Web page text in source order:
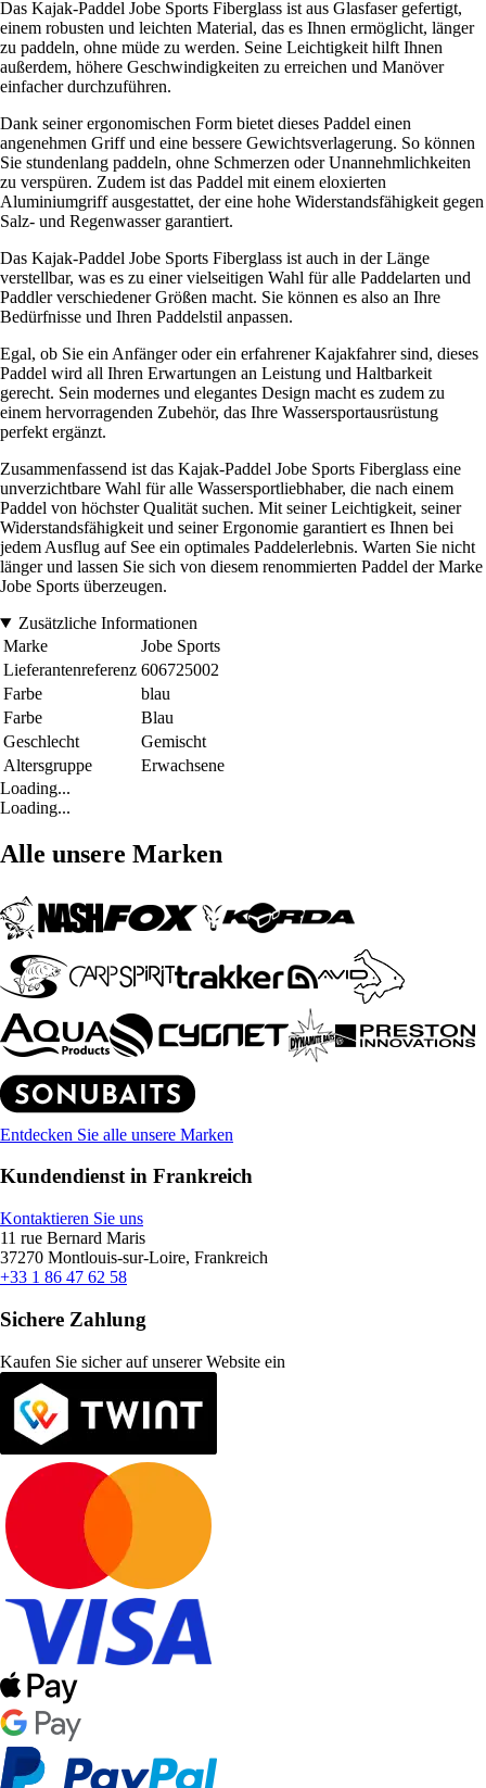
Das Kajak-Paddel Jobe Sports Fiberglass ist aus Glasfaser gefertigt,
einem robusten und leichten Material, das es Ihnen ermöglicht, länger
zu paddeln, ohne müde zu werden. Seine Leichtigkeit hilft Ihnen
außerdem, höhere Geschwindigkeiten zu erreichen und Manöver
einfacher durchzuführen.
Dank seiner ergonomischen Form bietet dieses Paddel einen
angenehmen Griff und eine bessere Gewichtsverlagerung. So können
Sie stundenlang paddeln, ohne Schmerzen oder Unannehmlichkeiten
zu verspüren. Zudem ist das Paddel mit einem eloxierten
Aluminiumgriff ausgestattet, der eine hohe Widerstandsfähigkeit gegen
Salz- und Regenwasser garantiert.
Das Kajak-Paddel Jobe Sports Fiberglass ist auch in der Länge
verstellbar, was es zu einer vielseitigen Wahl für alle Paddelarten und
Paddler verschiedener Größen macht. Sie können es also an Ihre
Bedürfnisse und Ihren Paddelstil anpassen.
Egal, ob Sie ein Anfänger oder ein erfahrener Kajakfahrer sind, dieses
Paddel wird all Ihren Erwartungen an Leistung und Haltbarkeit
gerecht. Sein modernes und elegantes Design macht es zudem zu
einem hervorragenden Zubehör, das Ihre Wassersportausrüstung
perfekt ergänzt.
Zusammenfassend ist das Kajak-Paddel Jobe Sports Fiberglass eine
unverzichtbare Wahl für alle Wassersportliebhaber, die nach einem
Paddel von höchster Qualität suchen. Mit seiner Leichtigkeit, seiner
Widerstandsfähigkeit und seiner Ergonomie garantiert es Ihnen bei
jedem Ausflug auf See ein optimales Paddelerlebnis. Warten Sie nicht
länger und lassen Sie sich von diesem renommierten Paddel der Marke
Jobe Sports überzeugen.
Zusätzliche Informationen
Marke
Jobe Sports
Lieferantenreferenz 606725002
Farbe
blau
Farbe
Blau
Geschlecht
Gemischt
Altersgruppe
Erwachsene
Loading...
Loading...
Alle unsere Marken
Entdecken Sie alle unsere Marken
Kundendienst in Frankreich
Kontaktieren Sie uns
11 rue Bernard Maris
37270 Montlouis-sur-Loire, Frankreich
+33 1 86 47 62 58
Sichere Zahlung
Kaufen Sie sicher auf unserer Website ein